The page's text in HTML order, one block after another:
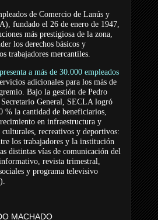
de Comercio de Lanús y
fundado el 26 de enero de 1947,
más prestigiosa de la zona,
los derechos básicos y
trabajadores mercantiles.
a más de 30.000 empleados
adicionales para los más de
Bajo la gestión de Pedro
General, SECLA logró
% la cantidad de beneficiarios,
en infraestructura y
recreativos y deportivos:
los trabajadores y la institución
distintas vías de comunicación del
revista trimestral,
y programa televisivo
MACHADO